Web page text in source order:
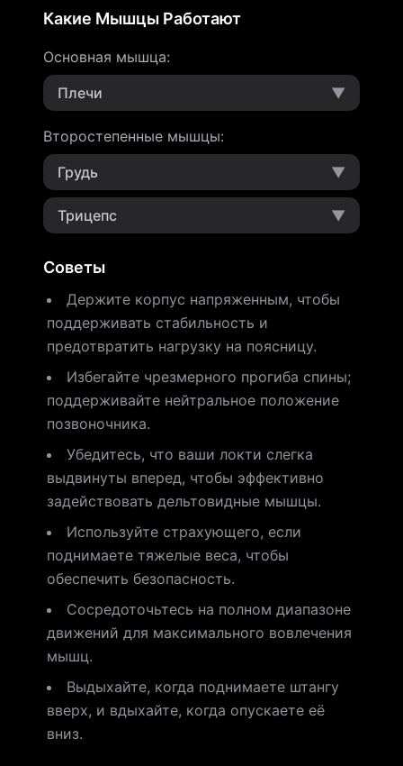
Какие Мышцы Работают
Основная мышца:
Плечи
▼
Второстепенные мышцы:
Грудь
▼
Трицепс ▼
Советы
Держите корпус напряженным, чтобы
поддерживать стабильность и
предотвратить нагрузку на поясницу.
Избегайте чрезмерного прогиба спины;
поддерживайте нейтральное положение
позвоночника.
Убедитесь, что ваши локти слегка
выдвинуты вперед, чтобы эффективно
задействовать дельтовидные мышцы.
Используйте страхующего, если
поднимаете тяжелые веса, чтобы
обеспечить безопасность.
Сосредоточьтесь на полном диапазоне
движений для максимального вовлечения
мышц.
Выдыхайте, когда поднимаете штангу
вверх, и вдыхайте, когда опускаете её
вниз.